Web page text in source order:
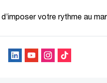
d’imposer votre rythme au